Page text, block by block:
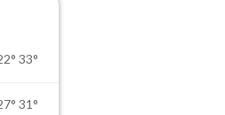
33°
31°